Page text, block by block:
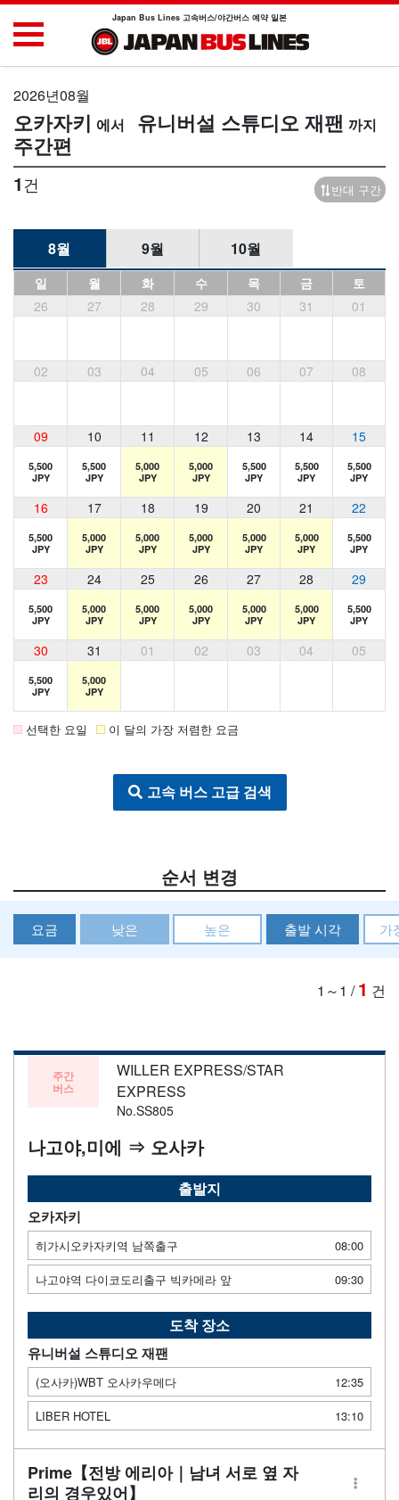
Japan Bus Lines 고속버스/야간버스 예약 일본
2026년08월
오카자키
유니버설 스튜디오 재팬
주간편
1건 반대 구간
8월 9월 10월
일 월 화 수 목 금
토
26
27 28 29 30 31 01
02 03 04 05 06 07 08
09 10 11 12 13 14 15
5,500
JPY
5,500
JPY
5,000
JPY
5,000
JPY
5,500
JPY
5,500
JPY
5,500
JPY
16 17 18 19 20 21 22
5,500
JPY
5,000
JPY
5,000
JPY
5,000
JPY
5,000
JPY
5,000
JPY
5,500
JPY
23 24 25 26 27 28 29
5,500
JPY
5,000
JPY
5,000
JPY
5,000
JPY
5,000
JPY
5,000
JPY
5,500
JPY
30 31 01 02 03 04 05
5,500
JPY
5,000
JPY
선택한 요일 이 달의 가장 저렴한 요금
고속 버스 고급 검색
순서 변경
요금 낮은 높은 출발 시각 가
1～1 /1 건
주간
버스
WILLER EXPRESS/STAR
EXPRESS
No.SS805
나고야,미에 ⇒ 오사카
출발지
오카자키
히가시오카자키역 남쪽출구
08:00
나고야역 다이코도리출구 빅카메라 앞
09:30
도착 장소
유니버설 스튜디오 재팬
(오사카)WBT 오사카우메다
12:35
LIBER HOTEL
13:10
Prime【전방 에리아｜남녀 서로 옆 자
리의 경우있어】